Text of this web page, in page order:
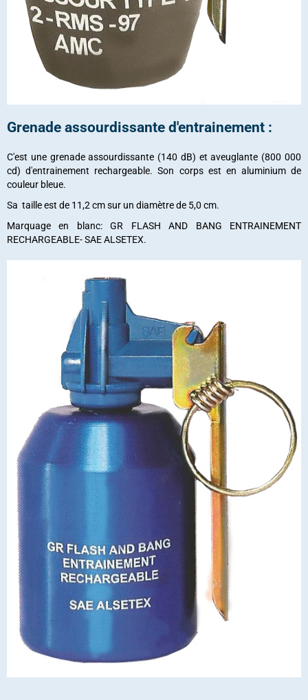
Grenade assourdissante d'entrainement :
C'est une grenade assourdissante (140 dB) et aveuglante (800 000
cd) d'entrainement rechargeable. Son corps est en aluminium de
couleur bleue.
Sa taille est de 11,2 cm sur un diamètre de 5,0 cm.
Marquage en blanc: GR FLASH AND BANG ENTRAINEMENT
RECHARGEABLE- SAE ALSETEX.